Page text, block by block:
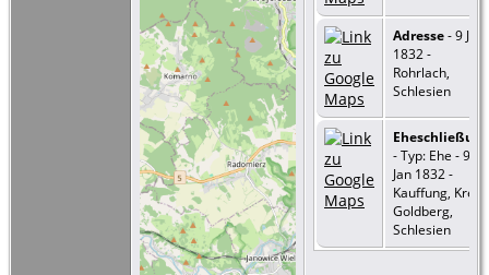
Adresse- 9 Jan
1832 -
Rohrlach,
Schlesien
Eheschließung
- Typ: Ehe - 9
Jan 1832 -
Kauffung, Kreis
Goldberg,
Schlesien